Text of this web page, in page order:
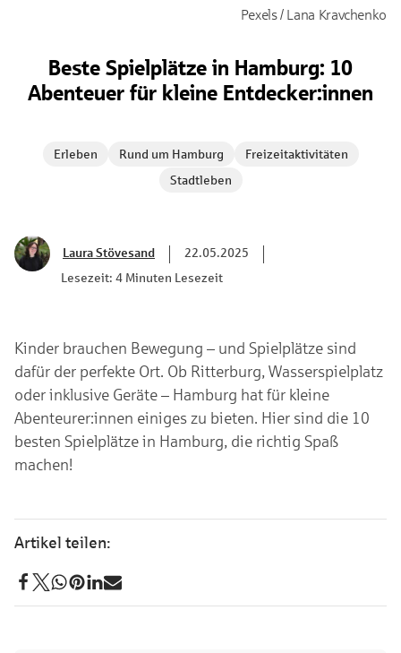
Pexels / Lana Kravchenko
Beste Spielplätze in Hamburg: 10
Abenteuer für kleine Entdecker:innen
Erleben Rund um Hamburg
Freizeitaktivitäten
Stadtleben
Laura Stövesand
22.05.2025
Lesezeit: 4 Minuten Lesezeit
Kinder brauchen Bewegung – und Spielplätze sind
dafür der perfekte Ort. Ob Ritterburg, Wasserspielplatz
oder inklusive Geräte – Hamburg hat für kleine
Abenteurer:innen einiges zu bieten. Hier sind die 10
besten Spielplätze in Hamburg, die richtig Spaß
machen!